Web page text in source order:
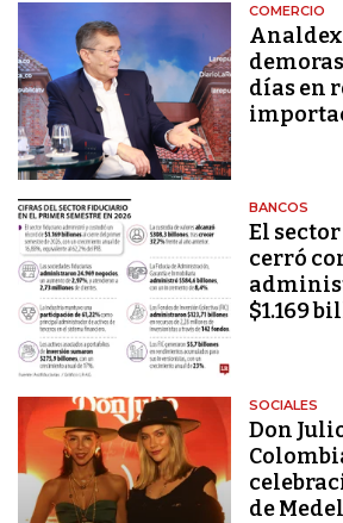
COMERCIO
días en
BANCOS
El
cerró
$1.169
SOCIALES
Don
de